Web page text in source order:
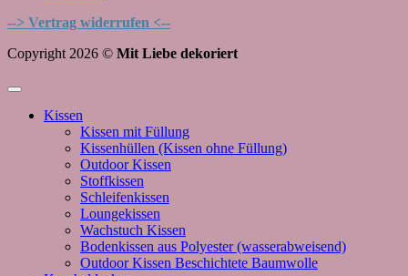
--> Vertrag widerrufen <--
Copyright 2026 © Mit Liebe dekoriert
Kissen
Kissen mit Füllung
Kissenhüllen (Kissen ohne Füllung)
Outdoor Kissen
Stoffkissen
Schleifenkissen
Loungekissen
Wachstuch Kissen
Bodenkissen aus Polyester (wasserabweisend)
Outdoor Kissen Beschichtete Baumwolle